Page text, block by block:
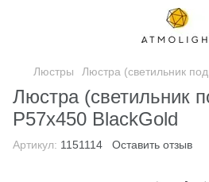
Люстры Люстра (светильник
Люстра (светильник
P57х450 BlackGold
Артикул: 1151114 Оставить отзыв